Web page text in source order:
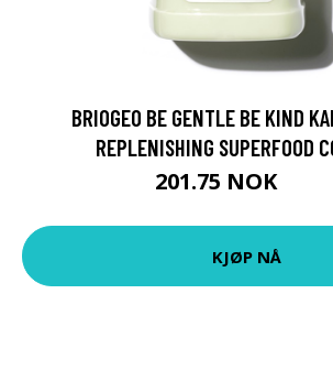
BRIOGEO BE GENTLE BE KIND
REPLENISHING SUPERFOOD
201.75 NOK
KJØP NÅ